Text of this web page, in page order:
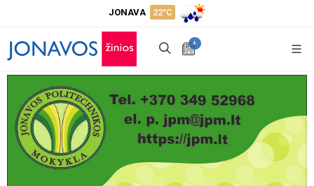
JONAVA 22°C
+